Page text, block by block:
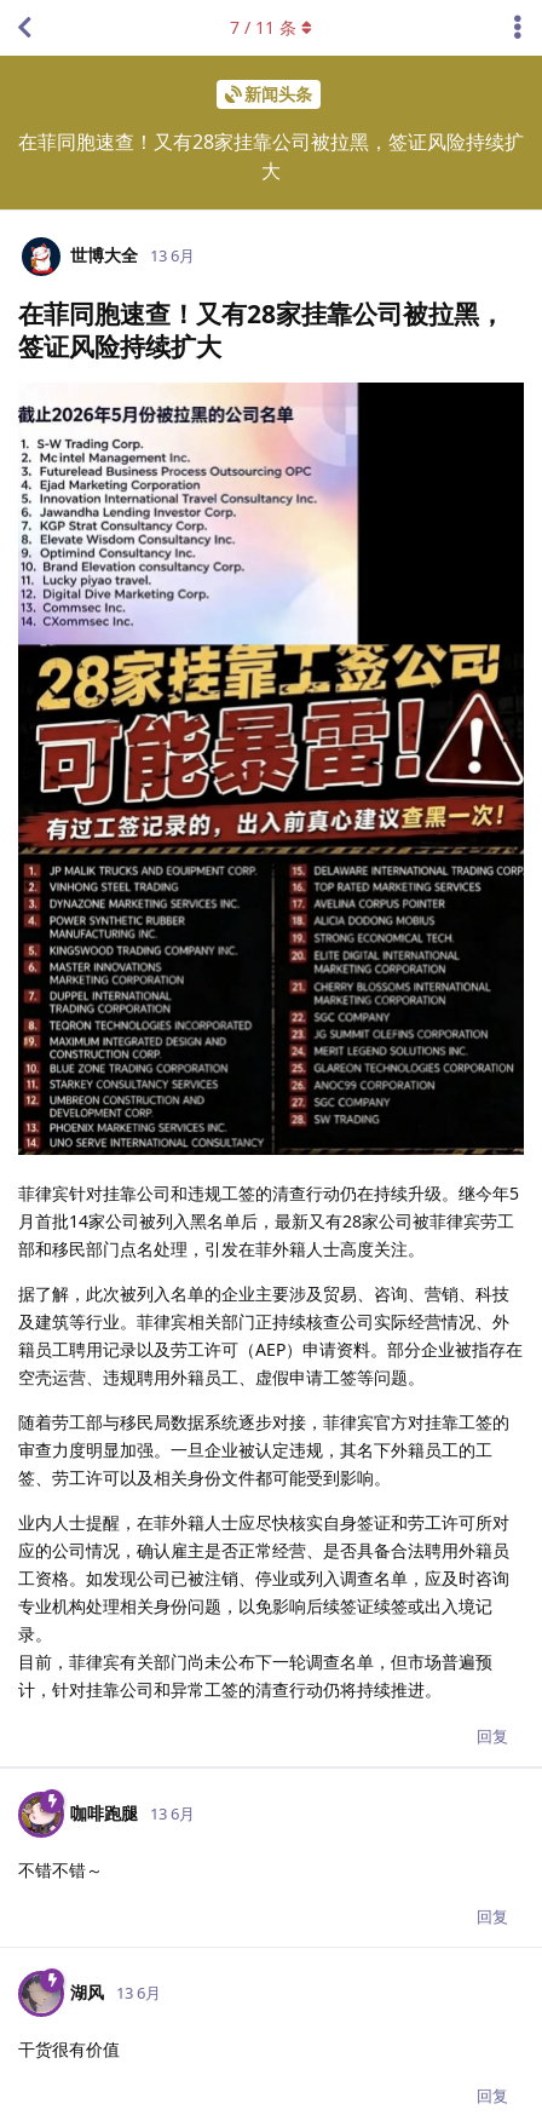
新闻头条
在菲同胞速查！又有28家挂靠公司被拉黑，签证风险持续扩
大
7 / 11 条
世博大全 13 6月
在菲同胞速查！又有28家挂靠公司被拉黑，
签证风险持续扩大
菲律宾针对挂靠公司和违规工签的清查行动仍在持续升级。继今年5
月首批14家公司被列入黑名单后，最新又有28家公司被菲律宾劳工
部和移民部门点名处理，引发在菲外籍人士高度关注。
据了解，此次被列入名单的企业主要涉及贸易、咨询、营销、科技
及建筑等行业。菲律宾相关部门正持续核查公司实际经营情况、外
籍员工聘用记录以及劳工许可（AEP）申请资料。部分企业被指存在
空壳运营、违规聘用外籍员工、虚假申请工签等问题。
随着劳工部与移民局数据系统逐步对接，菲律宾官方对挂靠工签的
审查力度明显加强。一旦企业被认定违规，其名下外籍员工的工
签、劳工许可以及相关身份文件都可能受到影响。
业内人士提醒，在菲外籍人士应尽快核实自身签证和劳工许可所对
应的公司情况，确认雇主是否正常经营、是否具备合法聘用外籍员
工资格。如发现公司已被注销、停业或列入调查名单，应及时咨询
专业机构处理相关身份问题，以免影响后续签证续签或出入境记
录。
目前，菲律宾有关部门尚未公布下一轮调查名单，但市场普遍预
计，针对挂靠公司和异常工签的清查行动仍将持续推进。
回复
咖啡跑腿 13 6月
不错不错～
回复
湖风 13 6月
干货很有价值
回复